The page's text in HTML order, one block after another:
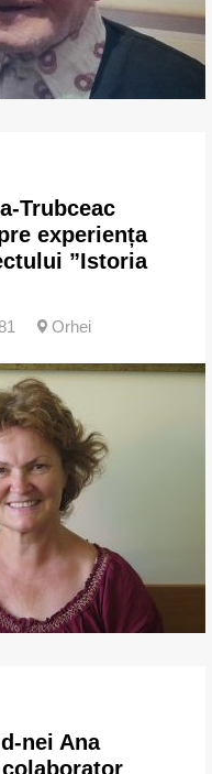
Trubceac
experiența
”Istoria
Orhei
nei Ana